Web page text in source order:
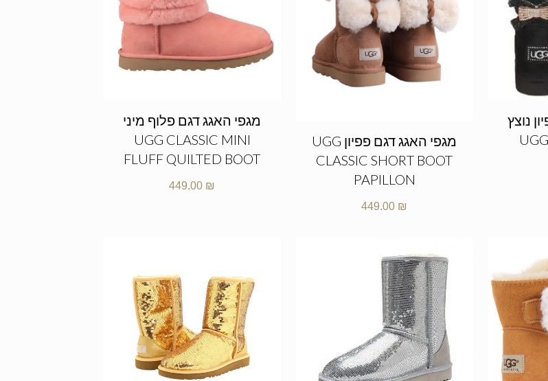
נוצץ
מגפי האגג דגם פפיון UGG
CLASSIC SHORT BOOT
PAPILLON
449.00 ₪
מגפי האגג דגם פלוף מיני
UGG CLASSIC MINI
FLUFF QUILTED BOOT
449.00 ₪